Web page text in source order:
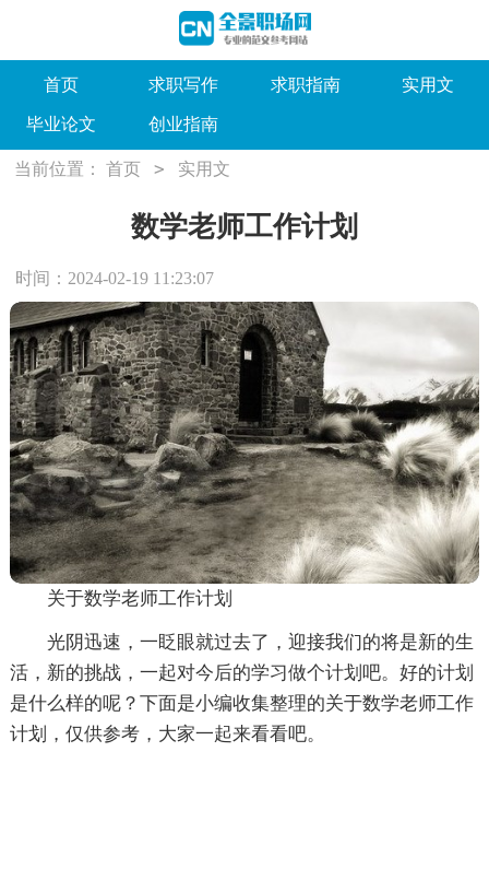
首页 求职写作 求职指南 实用文
毕业论文 创业指南
当前位置： 首页 > 实用文
数学老师工作计划
时间：2024-02-19 11:23:07
关于数学老师工作计划
光阴迅速，一眨眼就过去了，迎接我们的将是新的生
活，新的挑战，一起对今后的学习做个计划吧。好的计划
是什么样的呢？下面是小编收集整理的关于数学老师工作
计划，仅供参考，大家一起来看看吧。